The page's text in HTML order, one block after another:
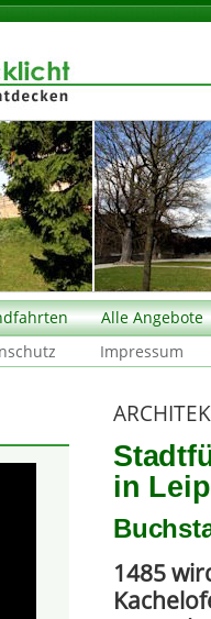
Alle Angebote
Impressum
in
1485